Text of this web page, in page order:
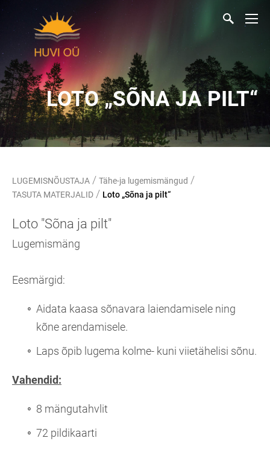
LOTO „SÕNA JA PILT“
LUGEMISNÕUSTAJA / Tähe-ja lugemismängud /
TASUTA MATERJALID / Loto „Sõna ja pilt“
Loto "Sõna ja pilt"
Lugemismäng
Eesmärgid:
Aidata kaasa sõnavara laiendamisele ning
kõne arendamisele.
Laps õpib lugema kolme- kuni viietähelisi sõnu.
Vahendid:
8 mängutahvlit
72 pildikaarti